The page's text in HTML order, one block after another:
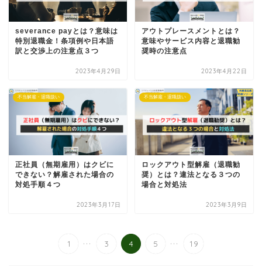
severance payとは？意味は
特別退職金！条項例や日本語
訳と交渉上の注意点３つ
2023年4月29日
アウトプレースメントとは？
意味やサービス内容と退職勧
奨時の注意点
2023年4月22日
不当解雇・退職扱い
正社員（無期雇用）はクビに
できない？解雇された場合の
対処手順４つ
2023年3月17日
不当解雇・退職扱い
ロックアウト型解雇（退職勧
奨）とは？違法となる３つの
場合と対処法
2023年3月9日
1 ... 3 4 5 ... 19